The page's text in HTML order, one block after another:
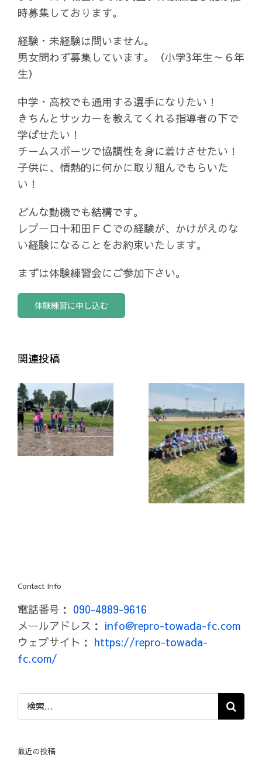
時募集しております。
経験・未経験は問いません。
男女問わず募集しています。（小学3年生～６年
生）
中学・高校でも通用する選手になりたい！
きちんとサッカーを教えてくれる指導者の下で
学ばせたい！
チームスポーツで協調性を身に着けさせたい！
子供に、情熱的に何かに取り組んでもらいた
い！
どんな動機でも結構です。
レプーロ十和田ＦＣでの経験が、かけがえのな
い経験になることをお約束いたします。
まずは体験練習会にご参加下さい。
体験練習に申し込む
関連投稿
Contact Info
電話番号： 090-4889-9616
メールアドレス： info@repro-towada-fc.com
ウェブサイト： https://repro-towada-
fc.com/
検
索
最近の投稿